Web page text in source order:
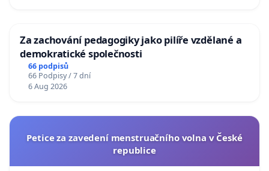
Za zachování pedagogiky jako pilíře vzdělané a
demokratické společnosti
66 podpisů
66 Podpisy / 7 dní
6 Aug 2026
Petice za zavedení menstruačního volna v České
republice